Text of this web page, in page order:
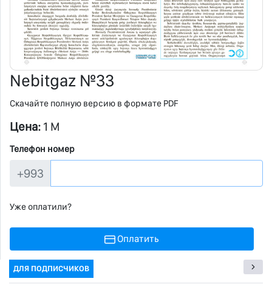
Nebitgaz №33
Скачайте полную версию в формате PDF
Цена: 1 M
Телефон номер
+993
Уже оплатили?
Оплатить
ДЛЯ ПОДПИСЧИКОВ